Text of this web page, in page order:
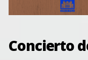
Concierto